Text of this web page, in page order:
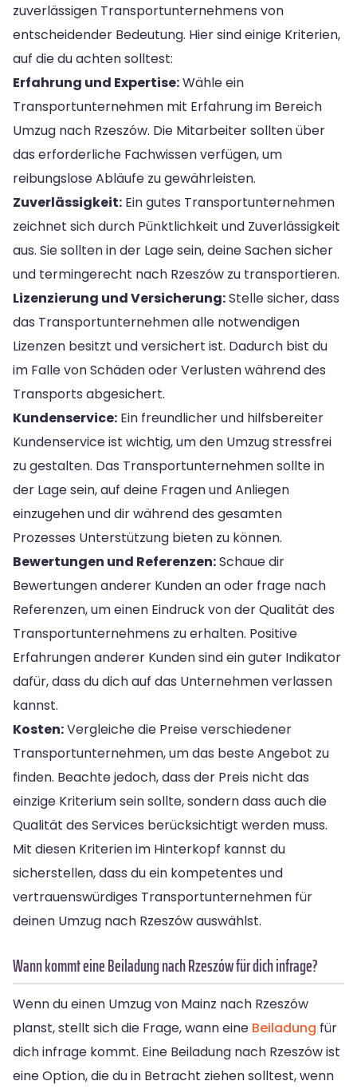
zuverlässigen Transportunternehmens von
entscheidender Bedeutung. Hier sind einige Kriterien,
auf die du achten solltest:
Erfahrung und Expertise:Wähle ein
Transportunternehmen mit Erfahrung im Bereich
Umzug nach Rzeszów. Die Mitarbeiter sollten über
das erforderliche Fachwissen verfügen, um
reibungslose Abläufe zu gewährleisten.
Zuverlässigkeit: Ein gutes Transportunternehmen
zeichnet sich durch Pünktlichkeit und Zuverlässigkeit
aus. Sie sollten in der Lage sein, deine Sachen sicher
und termingerecht nach Rzeszów zu transportieren.
Lizenzierung und Versicherung:Stelle sicher, dass
das Transportunternehmen alle notwendigen
Lizenzen besitzt und versichert ist. Dadurch bist du
im Falle von Schäden oder Verlusten während des
Transports abgesichert.
Kundenservice: Ein freundlicher und hilfsbereiter
Kundenservice ist wichtig, um den Umzug stressfrei
zu gestalten. Das Transportunternehmen sollte in
der Lage sein, auf deine Fragen und Anliegen
einzugehen und dir während des gesamten
Prozesses Unterstützung bieten zu können.
Bewertungen und Referenzen:Schaue dir
Bewertungen anderer Kunden an oder frage nach
Referenzen, um einen Eindruck von der Qualität des
Transportunternehmens zu erhalten. Positive
Erfahrungen anderer Kunden sind ein guter Indikator
dafür, dass du dich auf das Unternehmen verlassen
kannst.
Kosten:Vergleiche die Preise verschiedener
Transportunternehmen, um das beste Angebot zu
finden. Beachte jedoch, dass der Preis nicht das
einzige Kriterium sein sollte, sondern dass auch die
Qualität des Services berücksichtigt werden muss.
Mit diesen Kriterien im Hinterkopf kannst du
sicherstellen, dass du ein kompetentes und
vertrauenswürdiges Transportunternehmen für
deinen Umzug nach Rzeszów auswählst.
Wann kommt eine Beiladung nach Rzeszów für dich infrage?
Wenn du einen Umzug von Mainz nach Rzeszów
planst, stellt sich die Frage, wann eine Beiladung für
dich infrage kommt. Eine Beiladung nach Rzeszów ist
eine Option, die du in Betracht ziehen solltest, wenn